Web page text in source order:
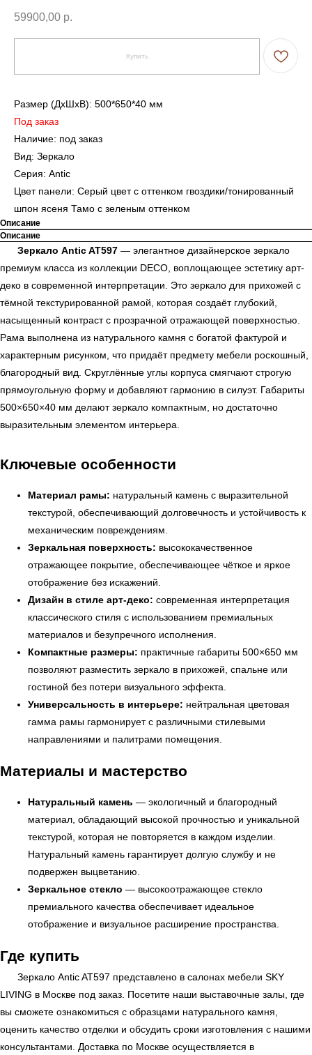
59900,00 р.
Купить
Размер (ДxШxВ): 500*650*40 мм
Под заказ
Наличие: под заказ
Вид: Зеркало
Серия: Antic
Цвет панели: Серый цвет с оттенком гвоздики/тонированный
шпон ясеня Тамо с зеленым оттенком
Описание
Описание
Зеркало Antic AT597 — элегантное дизайнерское зеркало
премиум класса из коллекции DECO, воплощающее эстетику арт-
деко в современной интерпретации. Это зеркало для прихожей с
тёмной текстурированной рамой, которая создаёт глубокий,
насыщенный контраст с прозрачной отражающей поверхностью.
Рама выполнена из натурального камня с богатой фактурой и
характерным рисунком, что придаёт предмету мебели роскошный,
благородный вид. Скруглённые углы корпуса смягчают строгую
прямоугольную форму и добавляют гармонию в силуэт. Габариты
500×650×40 мм делают зеркало компактным, но достаточно
выразительным элементом интерьера.
Ключевые особенности
Материал рамы: натуральный камень с выразительной
текстурой, обеспечивающий долговечность и устойчивость к
механическим повреждениям.
Зеркальная поверхность: высококачественное
отражающее покрытие, обеспечивающее чёткое и яркое
отображение без искажений.
Дизайн в стиле арт-деко: современная интерпретация
классического стиля с использованием премиальных
материалов и безупречного исполнения.
Компактные размеры: практичные габариты 500×650 мм
позволяют разместить зеркало в прихожей, спальне или
гостиной без потери визуального эффекта.
Универсальность в интерьере: нейтральная цветовая
гамма рамы гармонирует с различными стилевыми
направлениями и палитрами помещения.
Материалы и мастерство
Натуральный камень — экологичный и благородный
материал, обладающий высокой прочностью и уникальной
текстурой, которая не повторяется в каждом изделии.
Натуральный камень гарантирует долгую службу и не
подвержен выцветанию.
Зеркальное стекло — высокоотражающее стекло
премиального качества обеспечивает идеальное
отображение и визуальное расширение пространства.
Где купить
Зеркало Antic AT597 представлено в салонах мебели SKY
LIVING в Москве под заказ. Посетите наши выставочные залы, где
вы сможете ознакомиться с образцами натурального камня,
оценить качество отделки и обсудить сроки изготовления с нашими
консультантами. Доставка по Москве осуществляется в